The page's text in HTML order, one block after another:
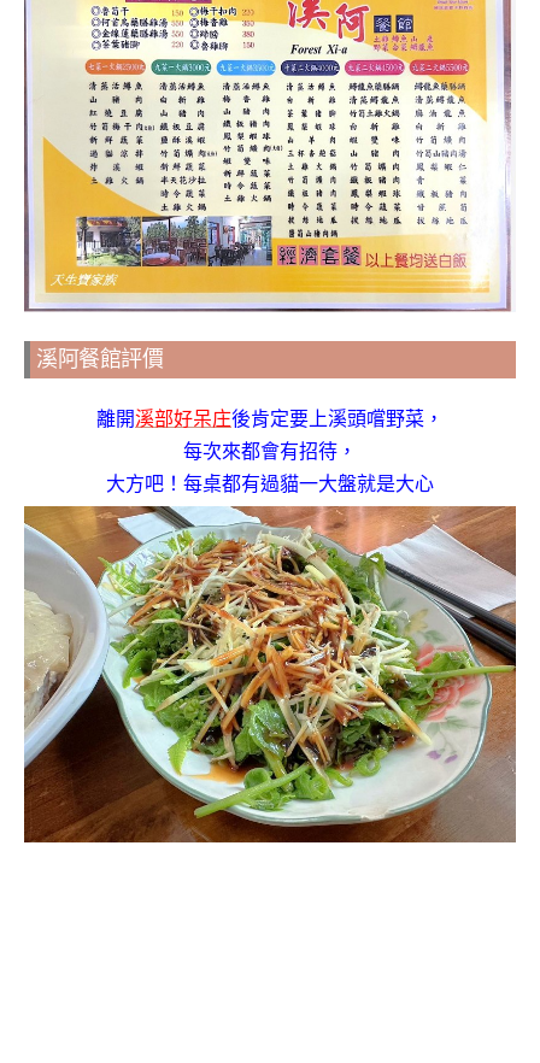
溪阿餐館評價
離開溪部好呆庄後肯定要上溪頭嚐野菜，
每次來都會有招待，
大方吧！每桌都有過貓一大盤就是大心